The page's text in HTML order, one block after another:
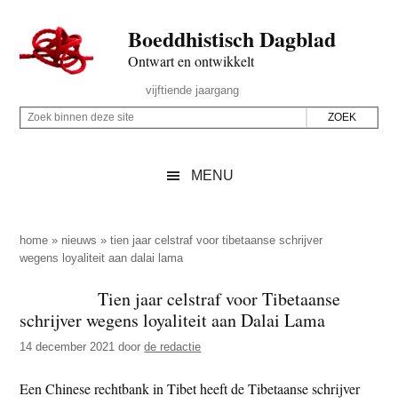
naar
de
inhoud
secondary
naar
de
sidebar
naar
de
Boeddhistisch Dagblad
Ontwart en ontwikkelt
Rechts
vijftiende jaargang
Z
p
d
z
e
i
Z
i
n
n
d
z
MENU
home » nieuws »tien jaar celstraf voor tibetaanse schrijver
wegens loyaliteit aan dalai lama
Tien jaar celstraf voor Tibetaanse
schrijver wegens loyaliteit aan Dalai Lama
14 december 2021 doorde redactie
Een Chinese rechtbank in Tibet heeft de Tibetaanse schrijver